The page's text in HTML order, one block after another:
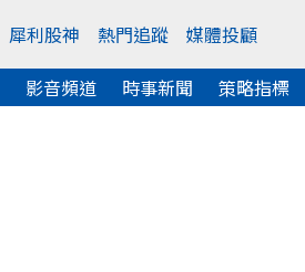
犀利股神 熱門追蹤 媒體投顧
影音頻道 時事新聞 策略指標